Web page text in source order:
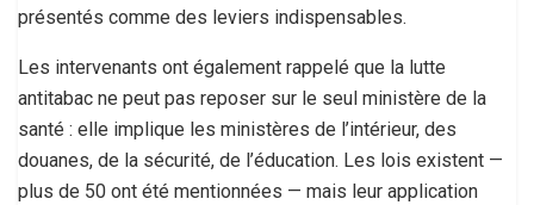
présentés comme des leviers indispensables.
Les intervenants ont également rappelé que la lutte
antitabac ne peut pas reposer sur le seul ministère de la
santé : elle implique les ministères de l’intérieur, des
douanes, de la sécurité, de l’éducation. Les lois existent —
plus de 50 ont été mentionnées — mais leur application